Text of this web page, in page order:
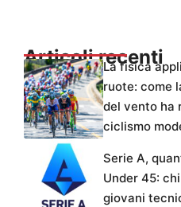
Articoli recenti
La fisica
ruote: come
del vento ha
ciclismo
Serie A,
Under 45:
giovani